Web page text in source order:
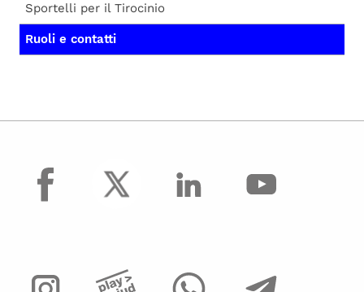
Sportelli per il Tirocinio
Ruoli e contatti
facebook